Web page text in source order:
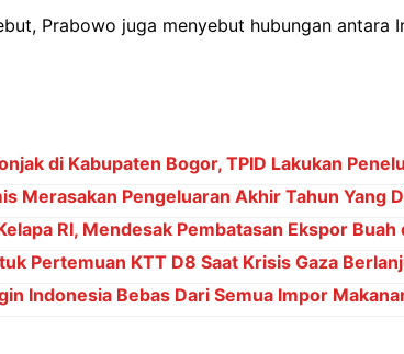
Prabowo juga menyebut hubungan antara
di Kabupaten Bogor, TPID Lakukan
Merasakan Pengeluaran Akhir Tahun Yang
RI, Mendesak Pembatasan Ekspor
Pertemuan KTT D8 Saat Krisis Gaza
Indonesia Bebas Dari Semua Impor